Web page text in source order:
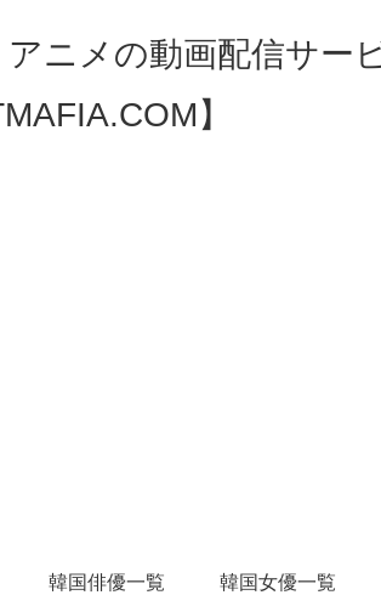
ニメの動画配信サー
】
韓国俳優一覧 韓国女優一覧